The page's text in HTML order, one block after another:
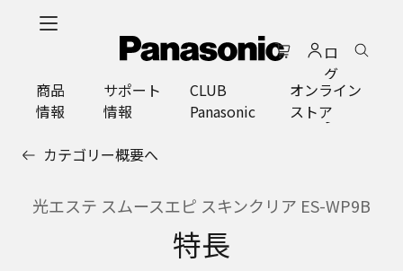
ロ
グ
イ
ン
商品
情報
サポート
情報
CLUB
Panasonic
オンライン
ストア
カテゴリー概要へ
光エステ スムースエピ スキンクリア ES-WP9B
特長